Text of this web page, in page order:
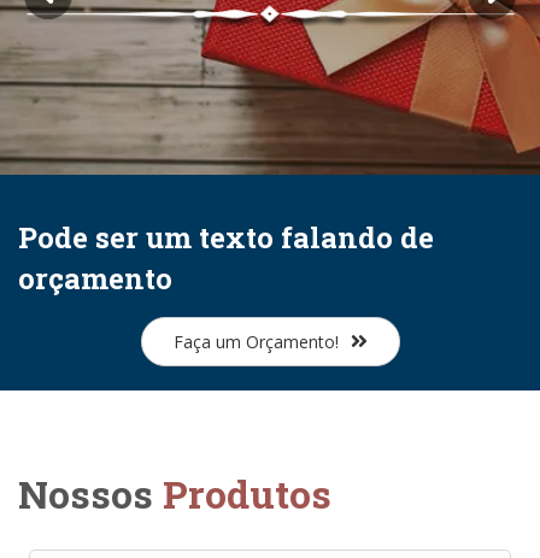
Pode ser um texto falando de
orçamento
Faça um Orçamento!
Nossos Produtos